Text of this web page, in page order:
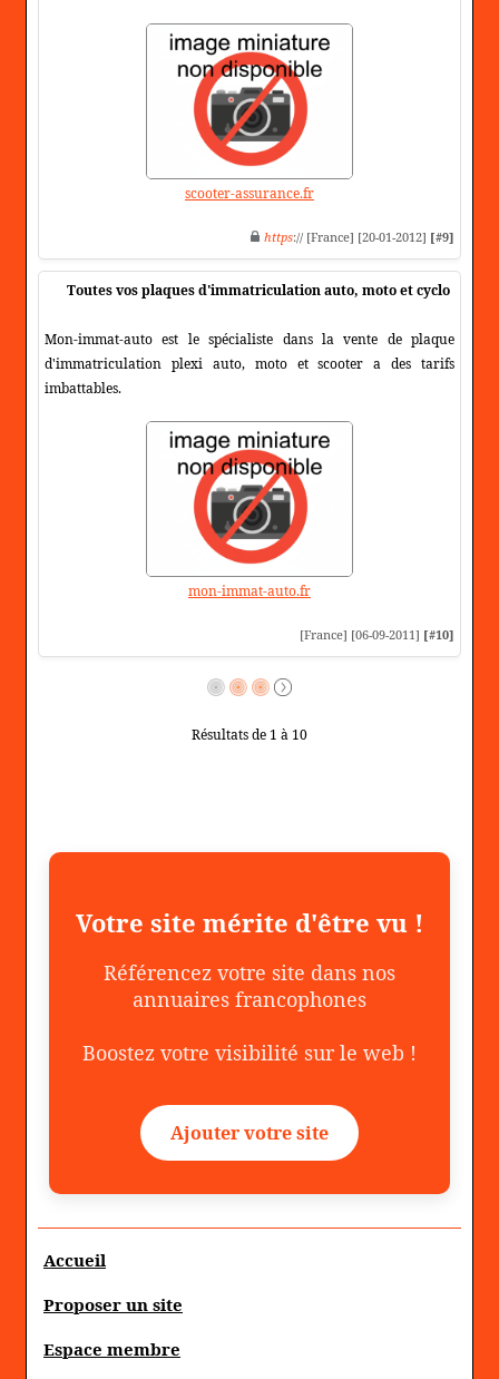
scooter-assurance.fr
https:// [France] [20-01-2012] [#9]
Toutes vos plaques d'immatriculation auto, moto et cyclo
Mon-immat-auto est le spécialiste dans la vente de plaque
d'immatriculation plexi auto, moto et scooter a des tarifs
imbattables.
mon-immat-auto.fr
[France] [06-09-2011] [#10]
Résultats de 1 à 10
Votre site mérite d'être vu !
Référencez votre site dans nos
annuaires francophones
Boostez votre visibilité sur le web !
Ajouter votre site
Accueil
Proposer un site
Espace membre